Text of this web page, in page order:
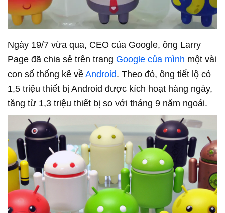
Ngày 19/7 vừa qua, CEO của Google, ông Larry
Page đã chia sẻ trên trang Google của mình một vài
con số thống kê về Android. Theo đó, ông tiết lộ có
1,5 triệu thiết bị Android được kích hoạt hàng ngày,
tăng từ 1,3 triệu thiết bị so với tháng 9 năm ngoái.